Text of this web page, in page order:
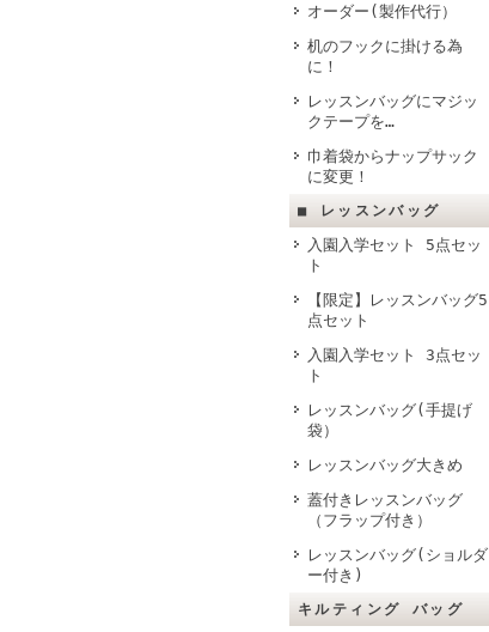
オーダー(製作代行）
机のフックに掛ける為
に！
レッスンバッグにマジッ
クテープを…
巾着袋からナップサック
に変更！
■ レッスンバッグ
入園入学セット 5点セッ
ト
【限定】レッスンバッグ5
点セット
入園入学セット 3点セッ
ト
レッスンバッグ(手提げ
袋）
レッスンバッグ大きめ
蓋付きレッスンバッグ
（フラップ付き）
レッスンバッグ(ショルダ
ー付き)
キルティング バッグ